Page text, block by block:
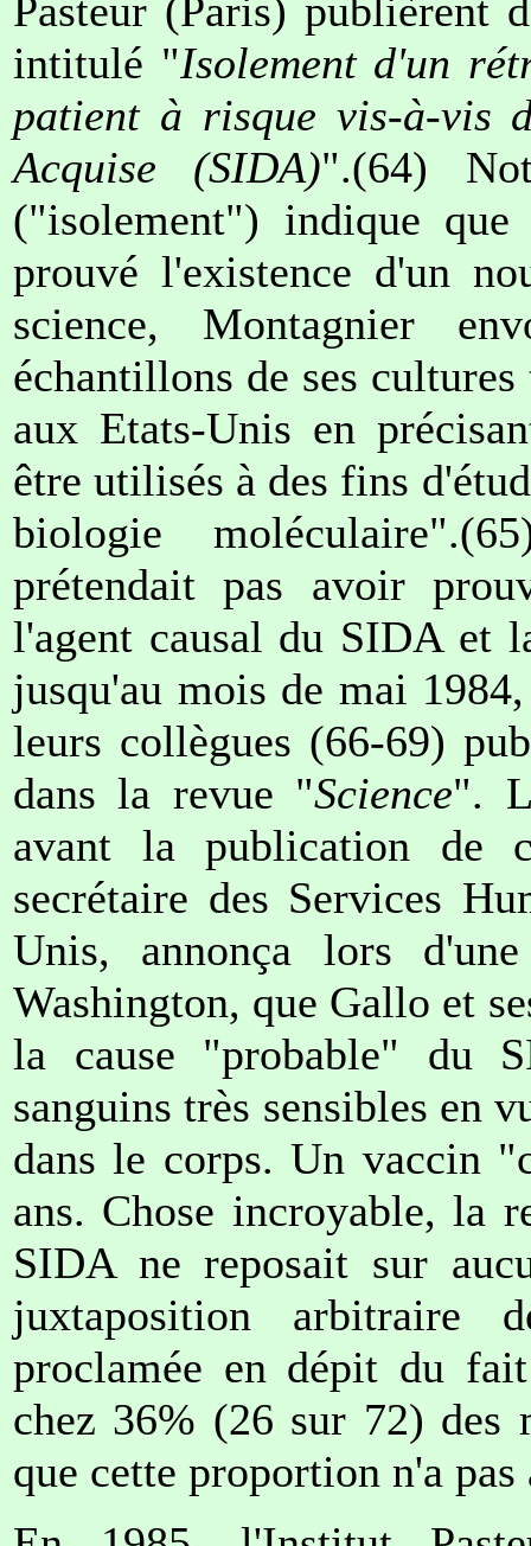
Pasteur (Paris) publièrent
intitulé "Isolement d'un
patient à risque vis-à-vis
Acquise (SIDA)".(64)
("isolement") indique que
prouvé l'existence d'un
science, Montagnier
échantillons de ses
aux Etats-Unis en
être utilisés à des fins
biologie
prétendait pas avoir
l'agent causal du SIDA et
jusqu'au mois de mai
leurs collègues (66-69)
dans la revue "Science".
avant la publication de
secrétaire des Services
Unis, annonça lors
Washington, que Gallo et
la cause "probable" du
sanguins très sensibles en
dans le corps. Un vaccin
ans. Chose incroyable, la
SIDA ne reposait sur
juxtaposition arbitraire
proclamée en dépit du
chez 36% (26 sur 72) des
que cette proportion n'a